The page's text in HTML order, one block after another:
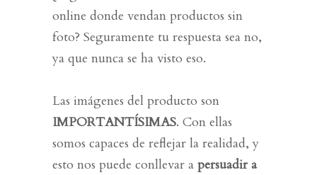
online donde vendan productos sin
foto? Seguramente tu respuesta sea no,
ya que nunca se ha visto eso.
Las imágenes del producto son
IMPORTANTÍSIMAS. Con ellas
somos capaces de reflejar la realidad, y
esto nos puede conllevar a persuadir a